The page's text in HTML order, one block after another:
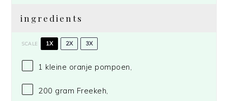
ingredients
SCALE 1X 2X 3X
1 kleine oranje pompoen,
200 gram Freekeh,